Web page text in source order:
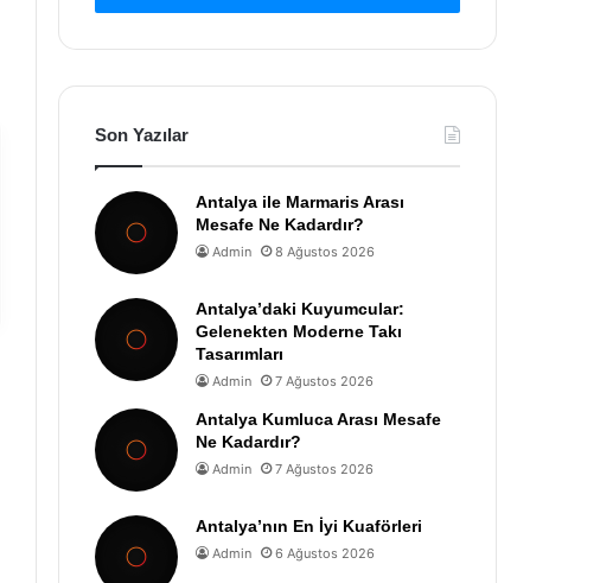
Son Yazılar
Antalya ile Marmaris Arası
Mesafe Ne Kadardır?
Admin 8 Ağustos 2026
Antalya’daki Kuyumcular:
Gelenekten Moderne Takı
Tasarımları
Admin 7 Ağustos 2026
Antalya Kumluca Arası Mesafe
Ne Kadardır?
Admin 7 Ağustos 2026
Antalya’nın En İyi Kuaförleri
Admin 6 Ağustos 2026